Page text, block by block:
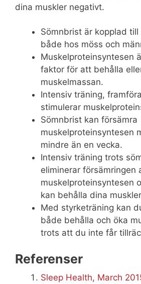
dina muskler negativt.
Sömnbrist är kopplad
både hos möss och
Muskelproteinsyntesen
faktor för att behålla
muskelmassan.
Intensiv träning,
stimulerar
Sömnbrist kan försämra
muskelproteinsyntesen
mindre än en vecka.
Intensiv träning trots
eliminerar försämringen
muskelproteinsyntesen
kan behålla dina
Med styrketräning kan
både behålla och öka
trots att du inte får
Referenser
Sleep Health, March